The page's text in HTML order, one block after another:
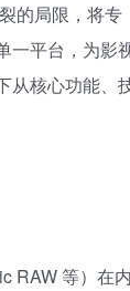
的局限，将专
一平台，为影
从核心功能、
RAW 等）在